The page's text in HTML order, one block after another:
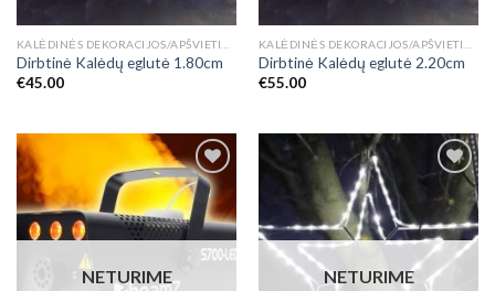
Dirbtinė Kalėdų eglutė 1.80cm
€45.00
Dirbtinė Kalėdų eglutė 2.20cm
€55.00
Add to
Wishlist
NETURIME
Add to
Wishlist
NETURIME